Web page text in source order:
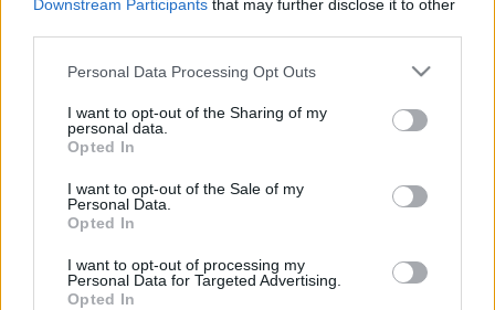
Downstream Participants that may further disclose it to other
Please note that this website/app uses one or more Google
not limited to your visit or usage behaviour. You may click to
grant or deny consent to Google and its third-party tags to
use your data for below specified purposes in below Google
consent section.
Personal Data Processing Opt Outs
I want to opt-out of the Sharing of my
personal data.
Opted In
I want to opt-out of the Sale of my
Personal Data.
Opted In
I want to opt-out of processing my
Personal Data for Targeted Advertising.
Opted In
— FIA Junior WRC
(@FIAJuniorWRC)February
22, 2022
– Próbáltad tejjel? – kérdezi
– Érzem a teát és érzem, hogy egy kicsit lágy.
– Próbáltad már tejjel?